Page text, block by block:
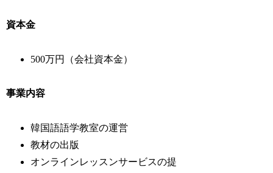
資本金
500万円（会社資本金）
事業内容
韓国語語学教室の運営
教材の出版
オンラインレッスンサービスの提